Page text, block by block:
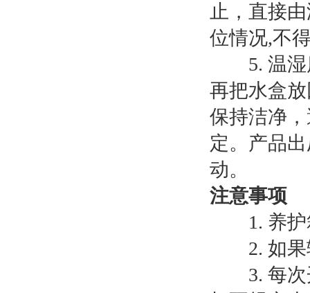
止，直接
位情况,不
5. 温湿度
再把水盒
保持洁净
定。产品
动。
注意事项
1. 养护
2. 如果输
3. 每次开